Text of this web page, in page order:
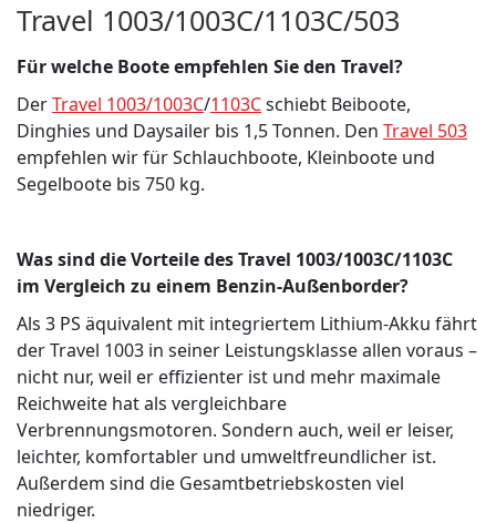
Travel 1003/1003C/1103C/503
Für welche Boote empfehlen Sie den Travel?
DerTravel 1003/1003C/1103Cschiebt Beiboote,
Dinghies und Daysailer bis 1,5 Tonnen. Den Travel 503
empfehlen wir für Schlauchboote, Kleinboote und
Segelboote bis 750 kg.
Was sind die Vorteile des Travel 1003/1003C/1103C
im Vergleich zu einem Benzin-Außenborder?
Als 3 PS äquivalent mit integriertem Lithium-Akku fährt
der Travel 1003 in seiner Leistungsklasse allen voraus –
nicht nur, weil er effizienter ist und mehr maximale
Reichweite hat als vergleichbare
Verbrennungsmotoren. Sondern auch, weil er leiser,
leichter, komfortabler und umweltfreundlicher ist.
Außerdem sind die Gesamtbetriebskosten viel
niedriger.